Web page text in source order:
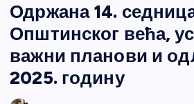
и
Одржана 14.
Општинског већа,
важни планови и
2025. годину